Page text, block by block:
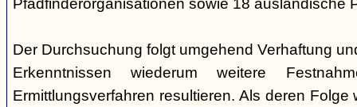
Pfadfinderorganisationen sowie 18 ausländische
Der Durchsuchung folgt umgehend Verhaftung
Erkenntnissen wiederum weitere
Ermittlungsverfahren resultieren. Als deren